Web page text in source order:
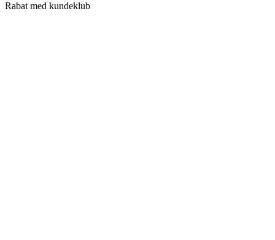
Rabat med kundeklub